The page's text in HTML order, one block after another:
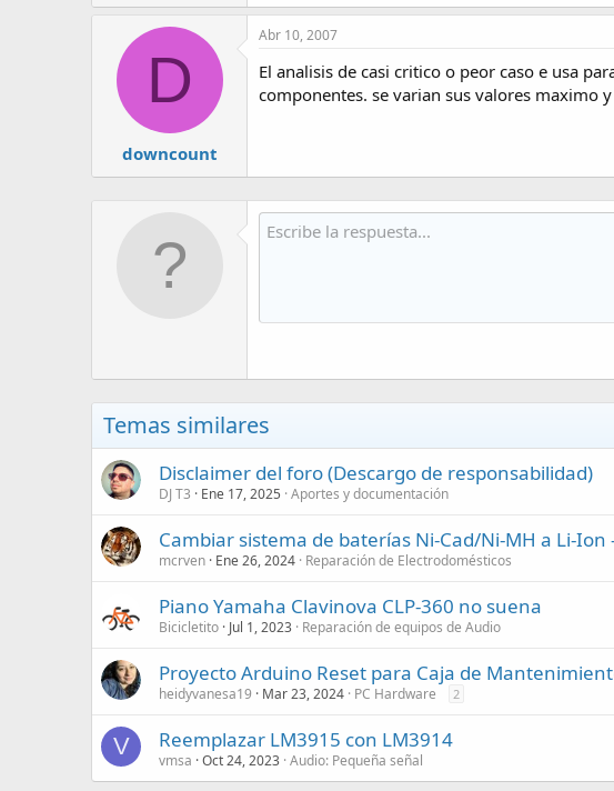
D
downcount
Abr 10, 2007
El analisis de casi critico o peor caso e usa
componentes. se varian sus valores maximo
Temas similares
Disclaimer del foro (Descargo de responsabilidad)
DJ T3 Ene 17, 2025 Aportes y documentación
Cambiar sistema de baterías Ni-Cad/Ni-MH a Li-Ion
mcrven Ene 26, 2024 Reparación de Electrodomésticos
Piano Yamaha Clavinova CLP-360 no suena
Bicicletito Jul 1, 2023 Reparación de equipos de Audio
Proyecto Arduino Reset para Caja de
heidyvanesa19 Mar 23, 2024 PC Hardware 2
V Reemplazar LM3915 con LM3914
vmsa Oct 24, 2023 Audio: Pequeña señal